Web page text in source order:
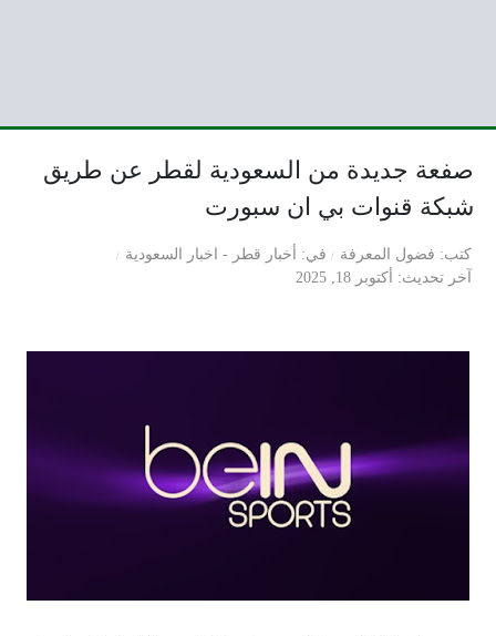
صفعة جديدة من السعودية لقطر عن طريق
شبكة قنوات بي ان سبورت
كتب فضول المعرفة في أخبار قطر - اخبار السعودية
آخر تحديث
أكتوبر 18, 2025